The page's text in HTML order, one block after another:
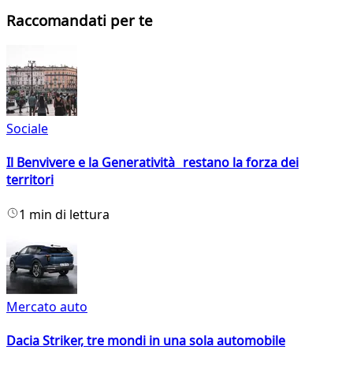
Raccomandati per te
Sociale
Il Benvivere e la Generatività restano la forza dei
territori
1 min di lettura
Mercato auto
Dacia Striker, tre mondi in una sola automobile